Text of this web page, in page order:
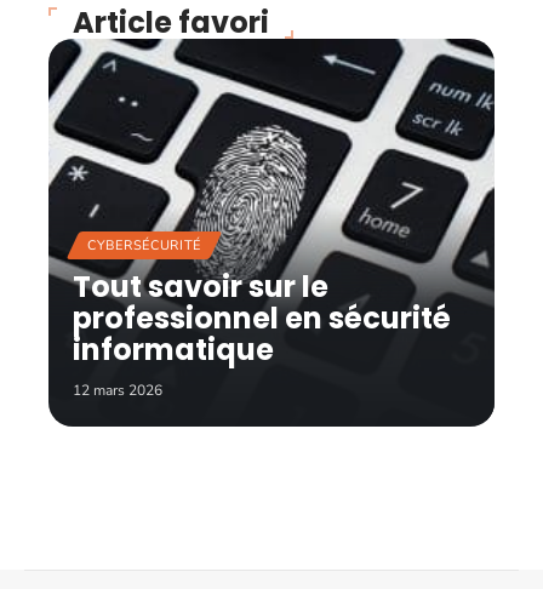
Article favori
CYBERSÉCURITÉ
Tout savoir sur le
professionnel en sécurité
informatique
12 mars 2026